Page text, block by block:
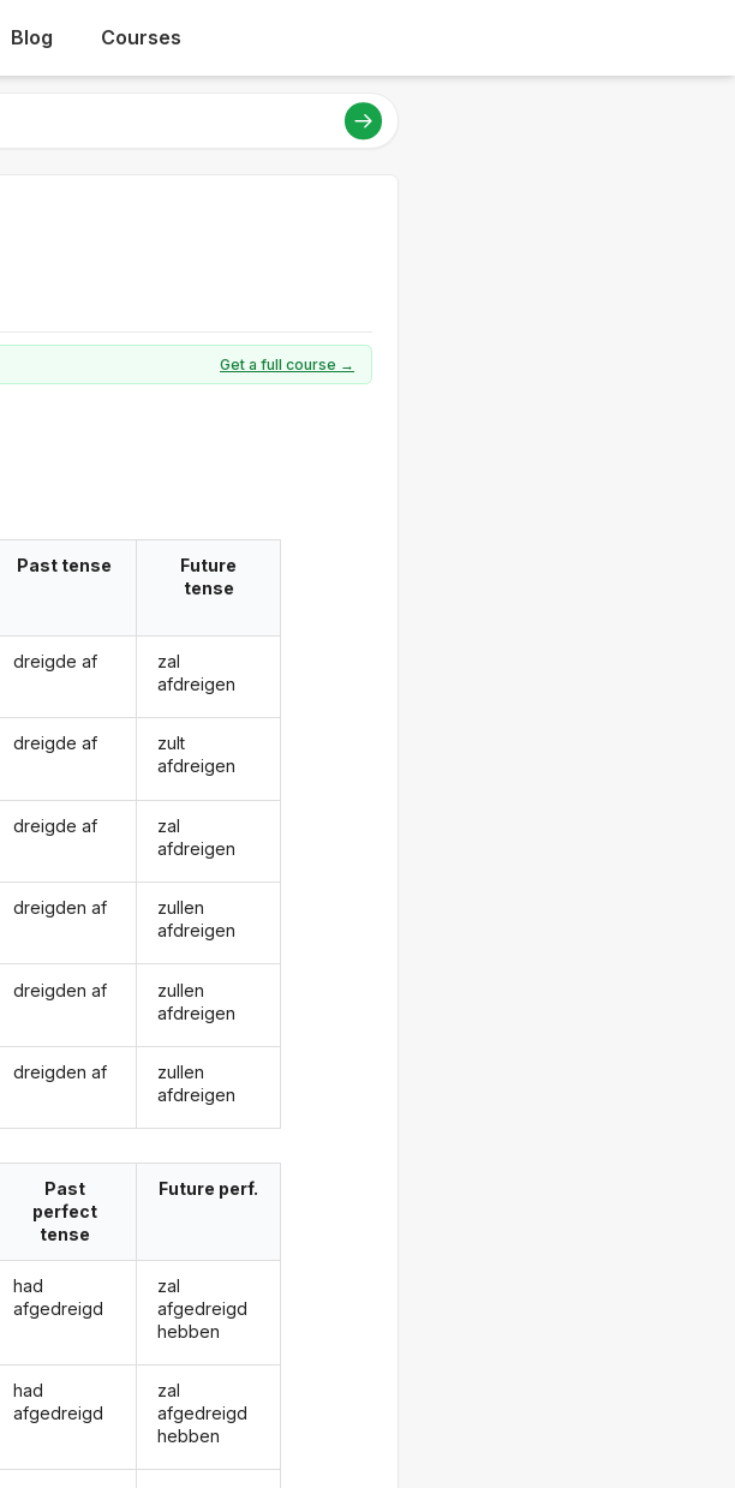
Blog Courses
Get a full course →
Past tense
dreigde af
dreigde af
dreigde af
dreigden af
dreigden af
dreigden af
Future
tense
zal
afdreigen
zult
afdreigen
zal
afdreigen
zullen
afdreigen
zullen
afdreigen
zullen
afdreigen
Past
perfect
tense
had
afgedreigd
had
afgedreigd
Future perf.
zal
afgedreigd
hebben
zal
afgedreigd
hebben